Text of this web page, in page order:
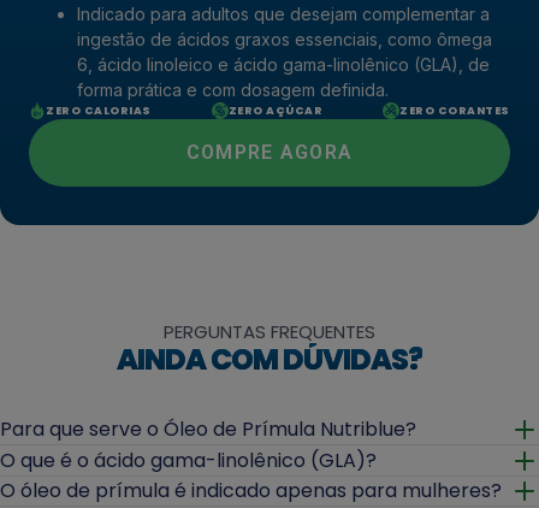
Indicado para adultos que desejam complementar a
ingestão de ácidos graxos essenciais, como ômega
6, ácido linoleico e ácido gama-linolênico (GLA), de
forma prática e com dosagem definida.
ZERO CALORIAS ZERO AÇÚCAR ZERO CORANTES
COMPRE AGORA
PERGUNTAS FREQUENTES
AINDA COM DÚVIDAS?
Para que serve o Óleo de Prímula Nutriblue?
Abrir
O que é o ácido gama-linolênico (GLA)?
Abrir
O óleo de prímula é indicado apenas para mulheres?
Abrir